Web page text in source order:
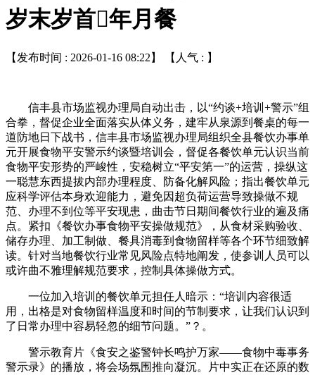
岁末岁首年月餐
【发布时间 : 2026-01-16 08:22】 【人气 : 】
信丰县市场监视办理局自动出击，以“约谈+培训+警示”组
合拳，督促企业全面落实从体义务，建牢从泉源到餐桌的每一
道防地日下战书，信丰县市场监视办理局组织全县餐饮办事单
元开展食物平安警示约谈暨培训会，督促各餐饮单元认识当前
食物平安形势的严峻性，安稳树立“平安第一”的运营，操纵这
一聪慧东西提拔内部办理程度、防备化解风险；指出餐饮单元
应科学评估本身欢迎能力，避免因超负荷运营导致操做不规
范、办理不到位等平安现患，曲击节日期间餐饮行业的遍及痛
点。紧扣《餐饮办事食物平安操做规范》，从食材采购验收、
储存办理、加工制做、餐具消毒到食物留样等各个环节细致解
读。针对当地餐饮行业常见风险点特地阐发，使参训人员可以
或许曲不雅理解规范要求，控制具体操做方式。
一位加入培训的餐饮单元担任人暗示：“培训内容很适
用，出格是对食物留样温度和时间的节制要求，让我们认识到
了日常办理中容易轻忽的细节问题。”？。
警示教育片《食安之鉴警钟长鸣护万家——食物中毒事务
警示录》的播放，将会场氛围推向凝沉。片中实正在还原的数